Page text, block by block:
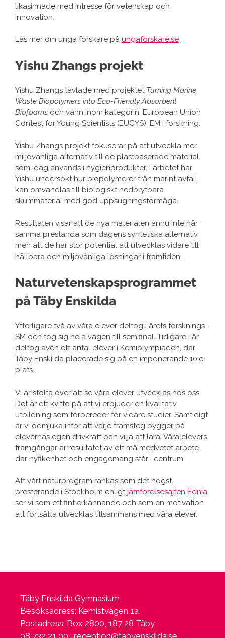
likasinnade med intresse för vetenskap och
innovation.
Läs mer om unga forskare på ungaforskare.se
Yishu Zhangs projekt
Yishu Zhangs tävlade med projektet Turning Marine
Waste Biopolymers into Eco-Friendly Absorbent
Biofoams och vann inom kategorin: European Union
Contest for Young Scientists (EUCYS), EM i forskning.
Yishu Zhangs projekt fokuserar på att utveckla mer
miljövänliga alternativ till de plastbaserade material
som idag används i hygienprodukter. I arbetet har
Yishu undersökt hur biopolymerer från marint avfall
kan omvandlas till biologiskt nedbrytbara
skummaterial med god uppsugningsförmåga.
Resultaten visar att de nya materialen ännu inte når
samma prestanda som dagens syntetiska alternativ,
men att de har stor potential att utvecklas vidare till
hållbara och miljövänliga lösningar i framtiden.
Naturvetenskapsprogrammet
på Täby Enskilda
Ytterligare två av våra elever deltog i årets forsknings-
SM och tog sig hela vägen till semifinal. Tidigare i år
deltog även ett antal elever i Kemiolympiaden, där
Täby Enskilda placerade sig på en imponerande 10:e
plats.
Vi är stolta över att se våra elever utvecklas hos oss.
Det är ett kvitto på att vi erbjuder en kvalitativ
utbildning som förbereder för vidare studier. Samtidigt
är vi ödmjuka inför att varje framsteg bygger på
elevernas egen drivkraft och vilja att lära. Våra elevers
framgångar är resultatet av ett målmedvetet arbete
där nyfikenhet och engagemang står i centrum.
Att vårt naturprogram rankas som det högst
presterande i Stockholm enligtjämförelsesajten Ednia
ser vi som ett fint erkännande och som en motivation
att fortsätta utvecklas tillsammans med våra elever.
Täby Enskilda Gymnasium
Besöksadress: Kemistvägen 1a
Postadress: Box 2800, 187 28 Täby
08 732 21 00 · reception@tabyenskilda.se